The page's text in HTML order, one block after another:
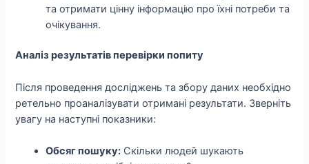
та отримати цінну інформацію про їхні потреби та
очікування.
Аналіз результатів перевірки попиту
Після проведення досліджень та збору даних необхідно
ретельно проаналізувати отримані результати. Зверніть
увагу на наступні показники:
Обсяг пошуку: Скільки людей шукають